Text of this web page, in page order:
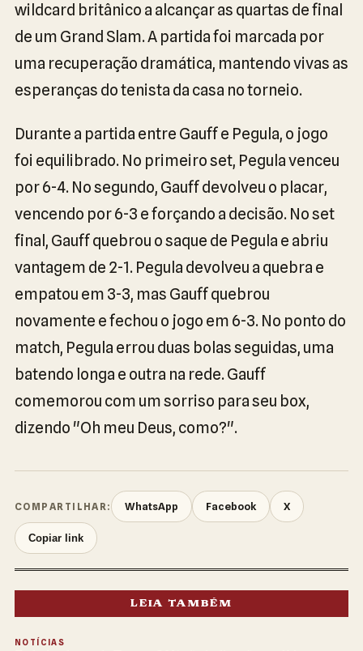
wildcard britânico a alcançar as quartas de final
de um Grand Slam. A partida foi marcada por
uma recuperação dramática, mantendo vivas as
esperanças do tenista da casa no torneio.
Durante a partida entre Gauff e Pegula, o jogo
foi equilibrado. No primeiro set, Pegula venceu
por 6-4. No segundo, Gauff devolveu o placar,
vencendo por 6-3 e forçando a decisão. No set
final, Gauff quebrou o saque de Pegula e abriu
vantagem de 2-1. Pegula devolveu a quebra e
empatou em 3-3, mas Gauff quebrou
novamente e fechou o jogo em 6-3. No ponto do
match, Pegula errou duas bolas seguidas, uma
batendo longa e outra na rede. Gauff
comemorou com um sorriso para seu box,
dizendo "Oh meu Deus, como?".
COMPARTILHAR: WhatsApp Facebook X
Copiar link
LEIA TAMBÉM
NOTÍCIAS